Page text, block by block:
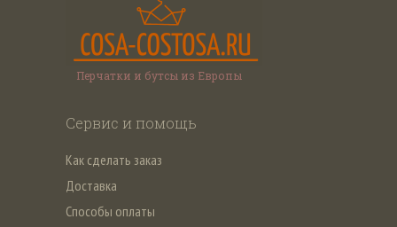
Перчатки и бутсы из Европы
Сервис и помощь
Как сделать заказ
Доставка
Способы оплаты